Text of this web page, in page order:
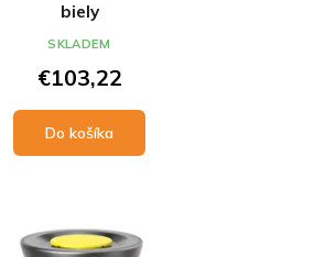
biely
€103,22
Do košíka
SKLADEM